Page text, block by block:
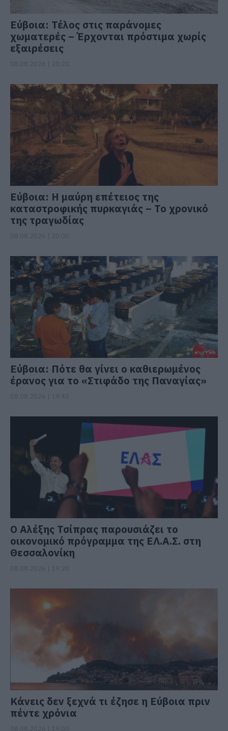
Εύβοια: Τέλος στις παράνομες
χωματερές – Έρχονται πρόστιμα χωρίς
εξαιρέσεις
Εύβοια: Η μαύρη επέτειος της
καταστροφικής πυρκαγιάς – Το χρονικό
της τραγωδίας
Εύβοια: Πότε θα γίνει ο καθιερωμένος
έρανος για το «Στιφάδο της Παναγίας»
Ο Αλέξης Τσίπρας παρουσιάζει το
οικονομικό πρόγραμμα της ΕΛ.Α.Σ. στη
Θεσσαλονίκη
Κάνεις δεν ξεχνά τι έζησε η Εύβοια πριν
πέντε χρόνια